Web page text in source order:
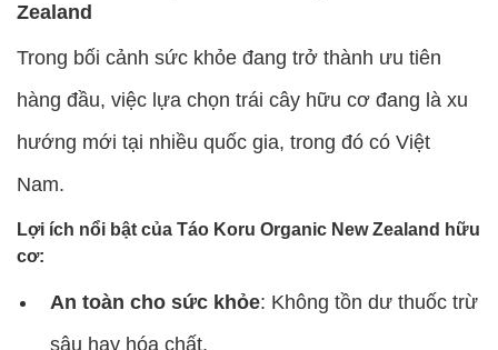
Zealand
Trong bối cảnh sức khỏe đang trở thành ưu tiên
hàng đầu, việc lựa chọn trái cây hữu cơ đang là xu
hướng mới tại nhiều quốc gia, trong đó có Việt
Nam.
Lợi ích nổi bật của Táo Koru Organic New Zealand hữu
cơ:
An toàn cho sức khỏe: Không tồn dư thuốc trừ
sâu hay hóa chất.